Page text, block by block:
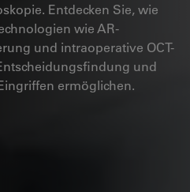
Entdecken Sie, wie
wie AR-
und intraoperative OCT-
und
ermöglichen.